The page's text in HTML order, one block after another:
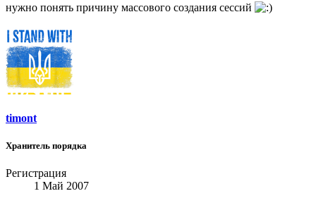
нужно понять причину массового создания сессий
timont
Хранитель порядка
Регистрация
1 Май 2007